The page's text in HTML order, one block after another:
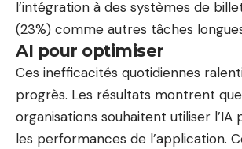
l’intégration à des systèmes de
(23%) comme autres tâches
AI pour optimiser
Ces inefficacités quotidiennes
progrès. Les résultats montrent
organisations souhaitent utiliser l’IA
les performances de l’application.